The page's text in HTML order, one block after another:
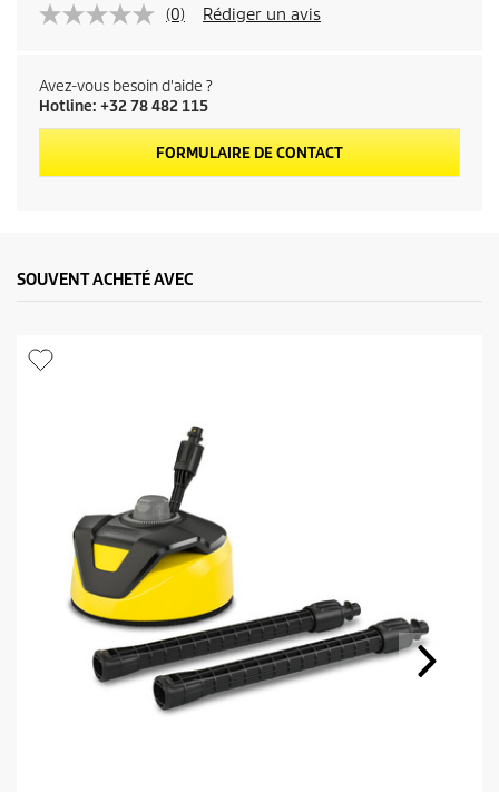
p
r
o
d
t
(0) Rédiger un avis
Avez-vous besoin d'aide ?
Hotline: +32 78 482 115
FORMULAIRE DE CONTACT
SOUVENT ACHETÉ AVEC